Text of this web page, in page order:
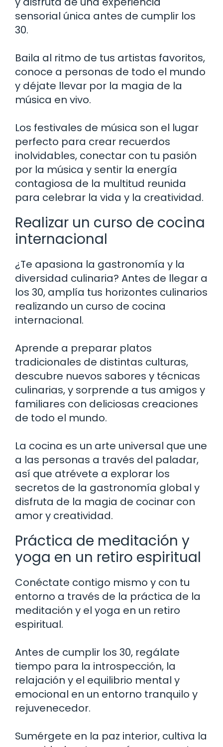
sensorial única antes de cumplir los
30.
Baila al ritmo de tus artistas favoritos,
conoce a personas de todo el mundo
y déjate llevar por la magia de la
música en vivo.
Los festivales de música son el lugar
perfecto para crear recuerdos
inolvidables, conectar con tu pasión
por la música y sentir la energía
contagiosa de la multitud reunida
para celebrar la vida y la creatividad.
Realizar un curso de cocina
internacional
¿Te apasiona la gastronomía y la
diversidad culinaria? Antes de llegar a
los 30, amplía tus horizontes culinarios
realizando un curso de cocina
internacional.
Aprende a preparar platos
tradicionales de distintas culturas,
descubre nuevos sabores y técnicas
culinarias, y sorprende a tus amigos y
familiares con deliciosas creaciones
de todo el mundo.
La cocina es un arte universal que une
a las personas a través del paladar,
así que atrévete a explorar los
secretos de la gastronomía global y
disfruta de la magia de cocinar con
amor y creatividad.
Práctica de meditación y
yoga en un retiro espiritual
Conéctate contigo mismo y con tu
entorno a través de la práctica de la
meditación y el yoga en un retiro
espiritual.
Antes de cumplir los 30, regálate
tiempo para la introspección, la
relajación y el equilibrio mental y
emocional en un entorno tranquilo y
rejuvenecedor.
Sumérgete en la paz interior, cultiva la